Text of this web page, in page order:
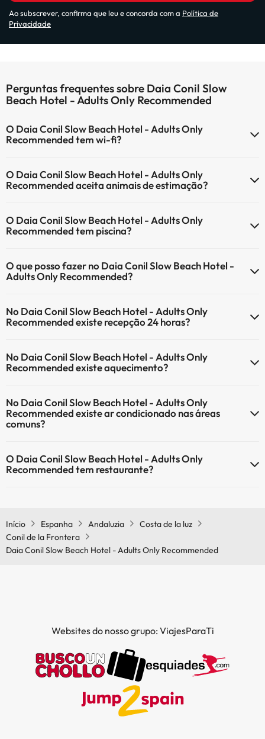
Ao subscrever, confirma que leu e concorda com a Política de
Privacidade
Perguntas frequentes sobre Daia Conil Slow
Beach Hotel - Adults Only Recommended
O Daia Conil Slow Beach Hotel - Adults Only
Recommended tem wi-fi?
Fi.
O Daia Conil Slow Beach Hotel - Adults Only
Recommended aceita animais de estimação?
aceita animais de estimação.
O Daia Conil Slow Beach Hotel - Adults Only
Recommended tem piscina?
piscina (pode ter custo adicional). Aqui tem mais info sobre a piscina
e outras facilidades.
O que posso fazer no Daia Conil Slow Beach Hotel -
Adults Only Recommended?
as seguintes actividades (algumas podem ser pagas):
No Daia Conil Slow Beach Hotel - Adults Only
Recommended existe recepção 24 horas?
recepção 24 horas.
No Daia Conil Slow Beach Hotel - Adults Only
Recommended existe aquecimento?
aquecimento nas áreas comuns.
No Daia Conil Slow Beach Hotel - Adults Only
Recommended existe ar condicionado nas áreas
comuns?
ar condicionado nas áreas comuns.
O Daia Conil Slow Beach Hotel - Adults Only
Recommended tem restaurante?
Início
Espanha Andaluzia
Costa de la luz
Conil de la Frontera
Daia Conil Slow Beach Hotel - Adults Only Recommended
Websites do nosso grupo: ViajesParaTi